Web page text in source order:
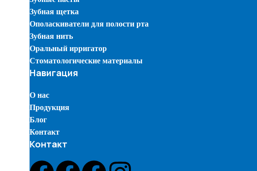
Зубная щетка
Ополаскиватели для полости рта
Зубная нить
Оральный ирригатор
Стоматологические материалы
Навигация
О нас
Продукция
Блог
Контакт
Контакт